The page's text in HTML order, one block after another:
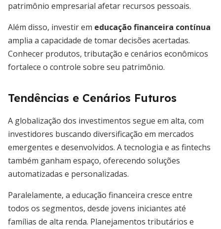
patrimônio empresarial afetar recursos pessoais.
Além disso, investir em educação financeira contínua
amplia a capacidade de tomar decisões acertadas.
Conhecer produtos, tributação e cenários econômicos
fortalece o controle sobre seu patrimônio.
Tendências e Cenários Futuros
A globalização dos investimentos segue em alta, com
investidores buscando diversificação em mercados
emergentes e desenvolvidos. A tecnologia e as fintechs
também ganham espaço, oferecendo soluções
automatizadas e personalizadas.
Paralelamente, a educação financeira cresce entre
todos os segmentos, desde jovens iniciantes até
famílias de alta renda. Planejamentos tributários e